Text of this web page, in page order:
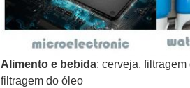
Alimento e bebida: cerveja,
filtragem do óleo